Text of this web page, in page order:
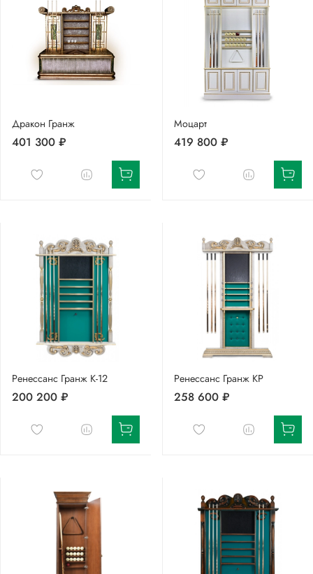
Дракон Гранж
401 300 ₽
Моцарт
419 800 ₽
Ренессанс Гранж К-12
200 200 ₽
Ренессанс Гранж КР
258 600 ₽